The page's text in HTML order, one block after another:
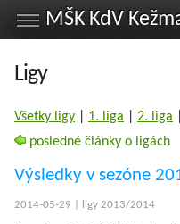
Ligy
Všetky ligy 1. liga 2. liga
posledné články o ligách
Výsledky v sezóne
2014-05-29 | ligy 2013/2014
MŠK KdV